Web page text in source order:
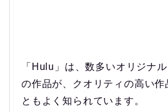
「Hulu」は、数多いオリジナ
の作品が、クオリティの高い作
ともよく知られています。